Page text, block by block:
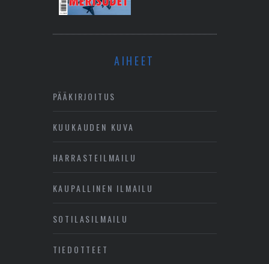
AIHEET
PÄÄKIRJOITUS
KUUKAUDEN KUVA
HARRASTEILMAILU
KAUPALLINEN ILMAILU
SOTILASILMAILU
TIEDOTTEET